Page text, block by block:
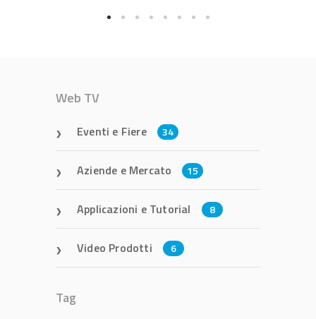
Web TV
Eventi e Fiere 34
Aziende e Mercato 15
Applicazioni e Tutorial 8
Video Prodotti 6
Tag